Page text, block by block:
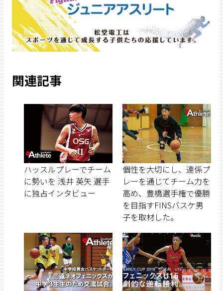
関連記事
ハッスルプレーでチーム
に勢いを 浅井 英矢 選手
に独占インタビュー
個性を大切にし、連係プ
レーを通じてチーム力を
高め、豊橋選手権で優勝
を目指すFINSバスケ男
子を取材した。